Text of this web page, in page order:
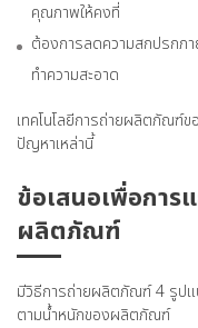
คุณภาพให้คงที่
ต้องการลดความสกปรกภา
ทำความสะอาด
เทคโนโลยีการถ่ายผลิตภัณฑ์
ปัญหาเหล่านี้
ข้อเสนอเพื่อการ
ผลิตภัณฑ์
มีวิธีการถ่ายผลิตภัณฑ์ 4 รูปแ
ตามน้ำหนักของผลิตภัณฑ์